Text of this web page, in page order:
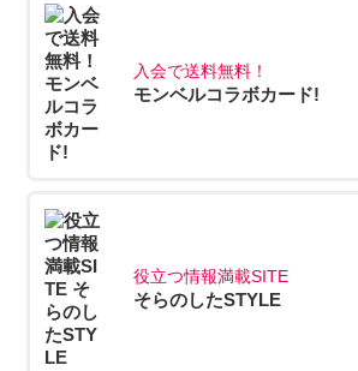
入会で送料無料！
モンベルコラボカード!
役立つ情報満載SITE
そらのしたSTYLE